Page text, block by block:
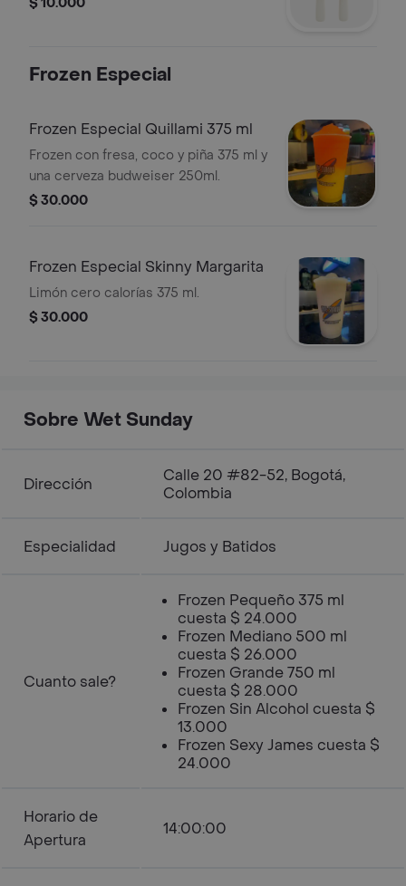
Frozen Especial
Frozen Especial Quillami 375 ml
Frozen con fresa, coco y piña 375 ml y
una cerveza budweiser 250ml.
$ 30.000
Frozen Especial Skinny Margarita
Limón cero calorías 375 ml.
$ 30.000
Sobre Wet Sunday
Dirección
Calle 20 #82-52, Bogotá,
Colombia
Especialidad Jugos y Batidos
Cuanto sale?
Frozen Pequeño 375 ml
cuesta $ 24.000
Frozen Mediano 500 ml
cuesta $ 26.000
Frozen Grande 750 ml
cuesta $ 28.000
Frozen Sin Alcohol cuesta $
13.000
Frozen Sexy James cuesta $
24.000
Horario de
Apertura
14:00:00